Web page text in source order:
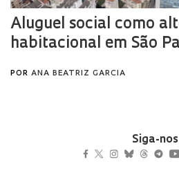
Siga-nos